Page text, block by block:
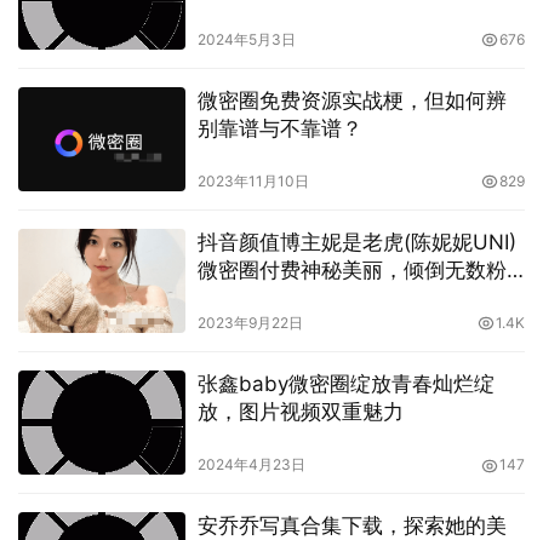
2024年5月3日 676
微密圈免费资源实战梗，但如何辨
别靠谱与不靠谱？
2023年11月10日 829
抖音颜值博主妮是老虎(陈妮妮UNI)
微密圈付费神秘美丽，倾倒无数粉
2023年9月22日 1.4K
张鑫baby微密圈绽放青春灿烂绽
放，图片视频双重魅力
2024年4月23日 147
安乔乔写真合集下载，探索她的美